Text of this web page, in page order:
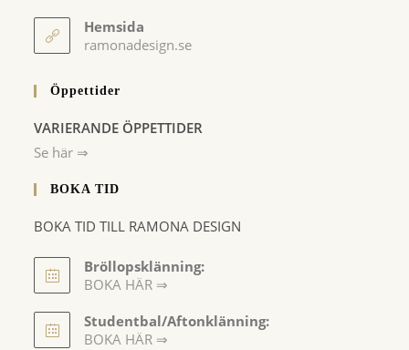
Hemsida
ramonadesign.se
Öppettider
VARIERANDE ÖPPETTIDER
Se här ⇒
BOKA TID
BOKA TID TILL RAMONA DESIGN
Bröllopsklänning:
BOKA HÄR ⇒
in
Studentbal/Aftonklänning:
BOKA HÄR ⇒